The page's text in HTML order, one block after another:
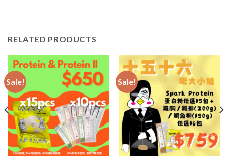
RELATED PRODUCTS
Sale! Sale!